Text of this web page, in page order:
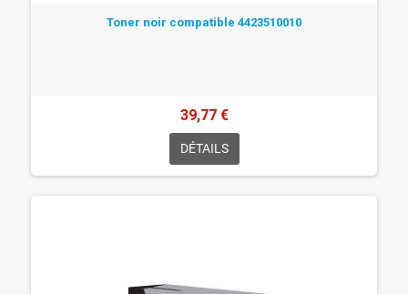
Toner noir compatible 4423510010
39,77 €
DÉTAILS